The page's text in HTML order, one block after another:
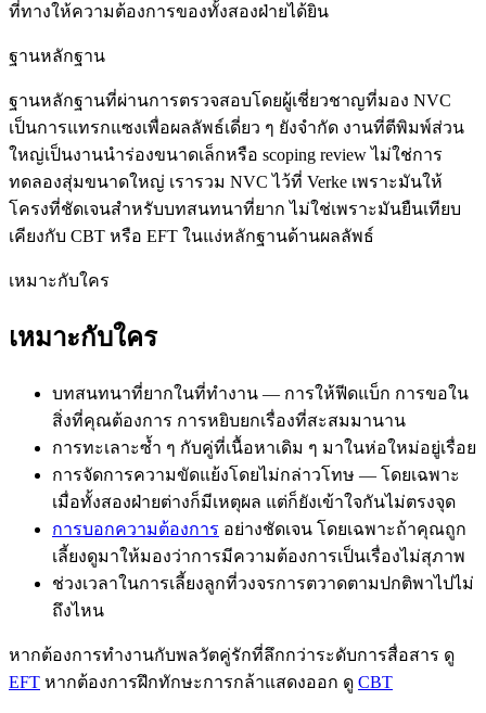
ที่ทางให้ความต้องการของทั้งสองฝ่ายได้ยิน
ฐานหลักฐาน
ฐานหลักฐานที่ผ่านการตรวจสอบโดยผู้เชี่ยวชาญที่มอง NVC
เป็นการแทรกแซงเพื่อผลลัพธ์เดี่ยว ๆ ยังจำกัด งานที่ตีพิมพ์ส่วน
ใหญ่เป็นงานนำร่องขนาดเล็กหรือ scoping review ไม่ใช่การ
ทดลองสุ่มขนาดใหญ่ เรารวม NVC ไว้ที่ Verke เพราะมันให้
โครงที่ชัดเจนสำหรับบทสนทนาที่ยาก ไม่ใช่เพราะมันยืนเทียบ
เคียงกับ CBT หรือ EFT ในแง่หลักฐานด้านผลลัพธ์
เหมาะกับใคร
เหมาะกับใคร
บทสนทนาที่ยากในที่ทำงาน — การให้ฟีดแบ็ก การขอใน
สิ่งที่คุณต้องการ การหยิบยกเรื่องที่สะสมมานาน
การทะเลาะซ้ำ ๆ กับคู่ที่เนื้อหาเดิม ๆ มาในห่อใหม่อยู่เรื่อย
การจัดการความขัดแย้งโดยไม่กล่าวโทษ — โดยเฉพาะ
เมื่อทั้งสองฝ่ายต่างก็มีเหตุผล แต่ก็ยังเข้าใจกันไม่ตรงจุด
การบอกความต้องการ อย่างชัดเจน โดยเฉพาะถ้าคุณถูก
เลี้ยงดูมาให้มองว่าการมีความต้องการเป็นเรื่องไม่สุภาพ
ช่วงเวลาในการเลี้ยงลูกที่วงจรการตวาดตามปกติพาไปไม่
ถึงไหน
หากต้องการทำงานกับพลวัตคู่รักที่ลึกกว่าระดับการสื่อสาร ดู
EFT หากต้องการฝึกทักษะการกล้าแสดงออก ดู CBT